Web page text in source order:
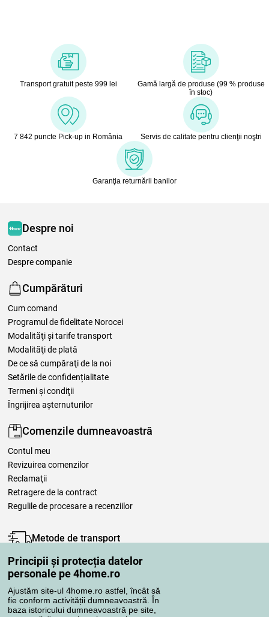
Principii și protecția datelor
personale pe 4home.ro
Ajustăm site-ul 4home.ro astfel, încât să
fie conform activității dumneavoastră. În
baza istoricului dumneavoastră pe site,
Transport gratuit peste 999 lei
Gamă largă de produse (99 % produse
în stoc)
7 842 puncte Pick-up in România Servis de calitate pentru clienţii noştri
Garanţia returnării banilor
Despre noi
Contact
Despre companie
Cumpărături
Cum comand
Programul de fidelitate Norocei
Modalităţi şi tarife transport
Modalităţi de plată
De ce să cumpăraţi de la noi
Setările de confidențialitate
Termeni şi condiţii
Îngrijirea așternuturilor
Comenzile dumneavoastră
Contul meu
Revizuirea comenzilor
Reclamaţii
Retragere de la contract
Regulile de procesare a recenziilor
Metode de transport
Metode de plată